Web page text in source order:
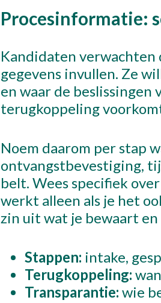
Procesinformatie:
Kandidaten
gegevens invullen. Ze
en waar de
terugkoppeling
Noem daarom per stap
ontvangstbevestiging,
belt. Wees specifiek
werkt alleen als je het
zin uit wat je bewaart en
Stappen: intake,
Terugkoppeling:
Transparantie: wie